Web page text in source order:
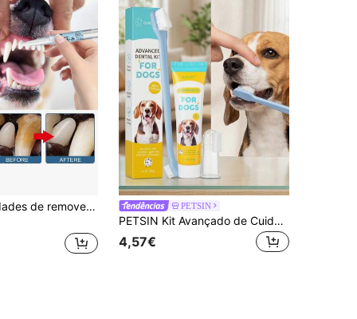
Kit com 2 unidades de removedor de tártaro para animais de estimação, caneta clareadora de dentes, ferramenta de limpeza de placa e tártaro para cães e gatos, escova de limpeza dental para animais de estimação, limpador para dentes amarelados e mau hálito, removedor de tártaro, limpador bucal em espuma, adequado para cães e gatos de pequeno porte, 2 modelos enviados aleatoriamente.
PETSIN
PETSIN Kit Avançado de Cuidados Dentários para Animais de Estimação – Pasta de Dentes com Sabor a Leite para Cães & Gatos com Escova de Dentes e Escova de Dedo – Conjunto de 3 Peças para Remoção de Placa & Tártaro
4,57€